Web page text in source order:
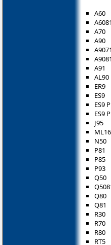
A60
A6081
A70
A90
A9071
A9081
A91
AL90
ER9
ES9
ES9
ES9
J95
N50
P81
P85
P93
Q50
Q80
Q81
R30
R70
R80
RT5